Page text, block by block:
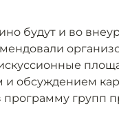
будут и во
и обсуждением
программу групп